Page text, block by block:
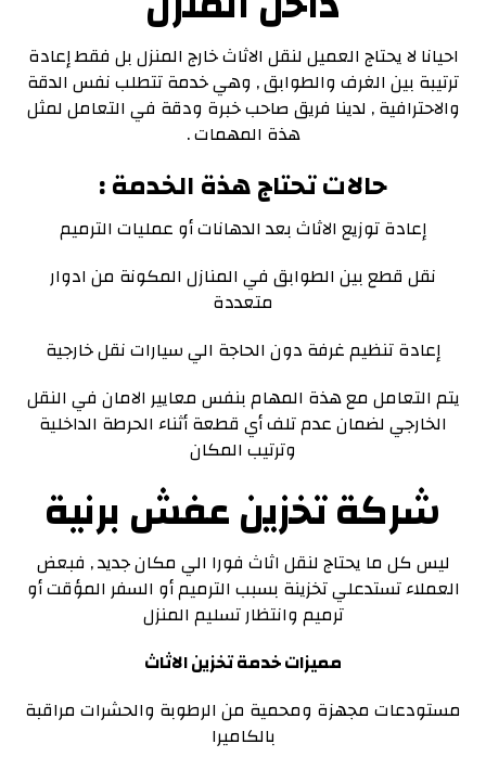
احيانا لا يحتاج العميل لنقل الاثاث خارج المنزل بل فقط إعادة
ترتيبة بين الغرف والطوابق , وهي خدمة تتطلب نفس الدقة
والاحترافية , لدينا فريق صاحب خبرة ودقة في التعامل لمثل
هذة المهمات .
حالات تحتاج هذة الخدمة :
إعادة توزيع الاثاث بعد الدهانات أو عمليات الترميم
نقل قطع بين الطوابق في المنازل المكونة من ادوار
متعددة
إعادة تنظيم غرفة دون الحاجة الي سيارات نقل خارجية
يتم التعامل مع هذة المهام بنفس معايير الامان في النقل
الخارجي لضمان عدم تلف أي قطعة أثناء الحرطة الداخلية
وترتيب المكان
شركة تخزين عفش برنية
ليس كل ما يحتاج لنقل اثاث فورا الي مكان جديد , فبعض
العملاء تستدعلي تخزينة بسبب الترميم أو السفر المؤقت أو
ترميم وانتظار تسليم المنزل
مميزات خدمة تخزين الاثاث
مستودعات مجهزة ومحمية من الرطوبة والحشرات مراقبة
بالكاميرا